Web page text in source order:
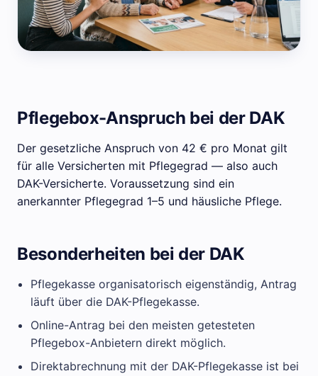
Pflegebox-Anspruch bei der DAK
Der gesetzliche Anspruch von 42 € pro Monat gilt
für alle Versicherten mit Pflegegrad — also auch
DAK-Versicherte. Voraussetzung sind ein
anerkannter Pflegegrad 1–5 und häusliche Pflege.
Besonderheiten bei der DAK
Pflegekasse organisatorisch eigenständig, Antrag
läuft über die DAK-Pflegekasse.
Online-Antrag bei den meisten getesteten
Pflegebox-Anbietern direkt möglich.
Direktabrechnung mit der DAK-Pflegekasse ist bei